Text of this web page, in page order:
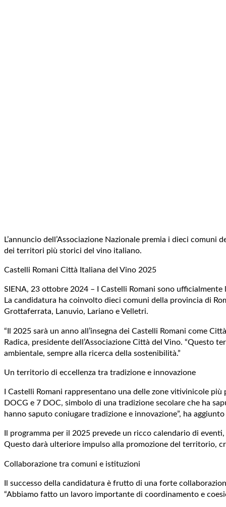
L’annuncio dell’Associazione Nazionale premia i dieci
dei territori più storici del vino italiano.
Castelli Romani Città Italiana del Vino 2025
SIENA, 23 ottobre 2024 – I Castelli Romani sono
La candidatura ha coinvolto dieci comuni della provincia di
Grottaferrata, Lanuvio, Lariano e Velletri.
“Il 2025 sarà un anno all’insegna dei Castelli Romani come
Radica, presidente dell’Associazione Città del Vino.
ambientale, sempre alla ricerca della sostenibilità.”
Un territorio di eccellenza tra tradizione e innovazione
I Castelli Romani rappresentano una delle zone vitivinicole
DOCG e 7 DOC, simbolo di una tradizione secolare che ha
hanno saputo coniugare tradizione e innovazione”, ha aggiunto
Il programma per il 2025 prevede un ricco calendario di
Questo darà ulteriore impulso alla promozione del territorio,
Collaborazione tra comuni e istituzioni
Il successo della candidatura è frutto di una forte
“Abbiamo fatto un lavoro importante di coordinamento e